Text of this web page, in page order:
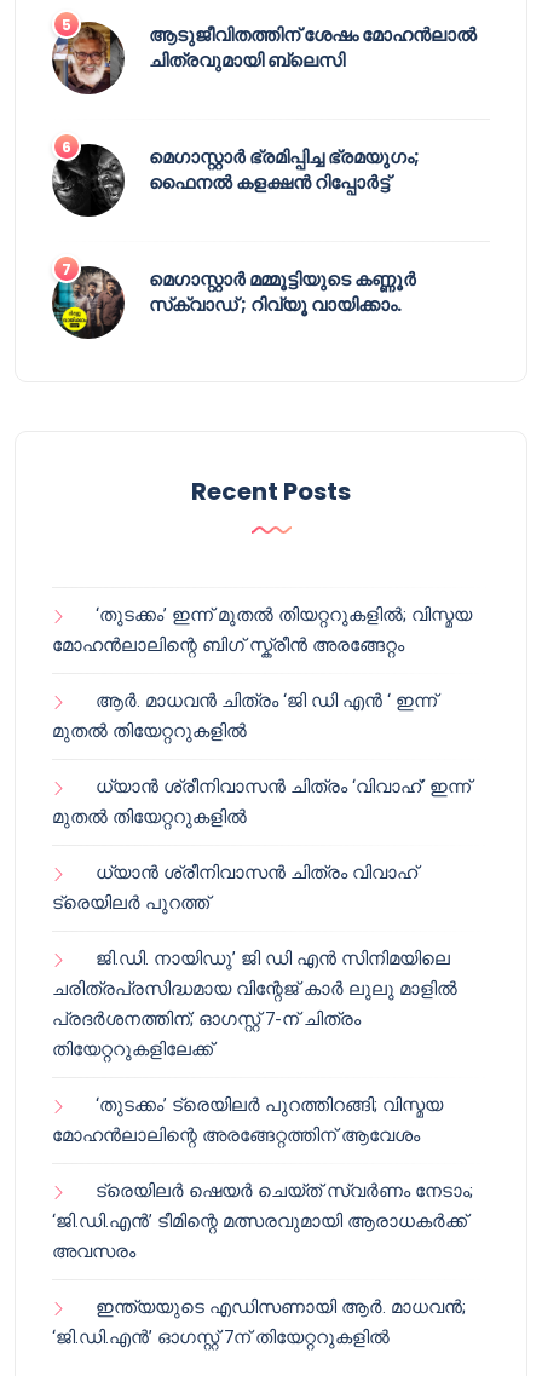
ആടുജീവിതത്തിന് ശേഷം മോഹൻലാൽ
ചിത്രവുമായി ബ്ലെസി
മെഗാസ്റ്റാർ ഭ്രമിപ്പിച്ച ഭ്രമയുഗം;
ഫൈനൽ കളക്ഷൻ റിപ്പോർട്ട്
മെഗാസ്റ്റാർ മമ്മൂട്ടിയുടെ കണ്ണൂർ
സ്‌ക്വാഡ് ; റിവ്യൂ വായിക്കാം.
Recent Posts
‘തുടക്കം’ ഇന്ന് മുതൽ തിയറ്ററുകളിൽ; വിസ്മയ
മോഹൻലാലിന്റെ ബിഗ് സ്ക്രീൻ അരങ്ങേറ്റം
ആർ. മാധവൻ ചിത്രം ‘ജി ഡി എൻ ‘ ഇന്ന്
മുതൽ തിയേറ്ററുകളിൽ
ധ്യാൻ ശ്രീനിവാസൻ ചിത്രം ‘വിവാഹ്’ ഇന്ന്
മുതൽ തിയേറ്ററുകളിൽ
ധ്യാൻ ശ്രീനിവാസൻ ചിത്രം വിവാഹ്
ട്രെയിലർ പുറത്ത്
ജി.ഡി. നായിഡു’ ജി ഡി എൻ സിനിമയിലെ
ചരിത്രപ്രസിദ്ധമായ വിന്റേജ് കാർ ലുലു മാളിൽ
പ്രദർശനത്തിന്; ഓഗസ്റ്റ് 7-ന് ചിത്രം
തിയേറ്ററുകളിലേക്ക്
‘തുടക്കം’ ട്രെയിലർ പുറത്തിറങ്ങി; വിസ്മയ
മോഹൻലാലിന്റെ അരങ്ങേറ്റത്തിന് ആവേശം
ട്രെയിലർ ഷെയർ ചെയ്‌ത് സ്വർണം നേടാം;
‘ജി.ഡി.എൻ’ ടീമിന്റെ മത്സരവുമായി ആരാധകർക്ക്
അവസരം
ഇന്ത്യയുടെ എഡിസണായി ആർ. മാധവൻ;
‘ജി.ഡി.എൻ’ ഓഗസ്റ്റ് 7ന് തിയേറ്ററുകളിൽ